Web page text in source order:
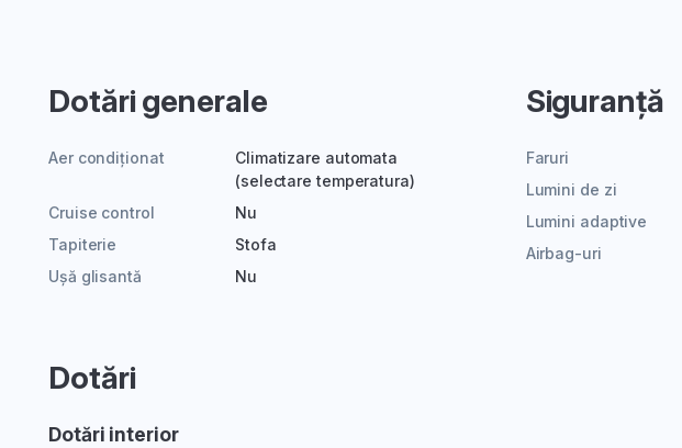
Dotări generale
Aer condiționat
Climatizare automata
(selectare temperatura)
Cruise control
Nu
Tapiterie
Stofa
Ușă glisantă
Nu
Siguranță
Faruri
Lumini de zi
Lumini adaptive
Airbag-uri
Dotări
Dotări interior